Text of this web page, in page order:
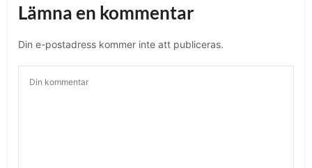
Lämna en kommentar
Din e-postadress kommer inte att publiceras.